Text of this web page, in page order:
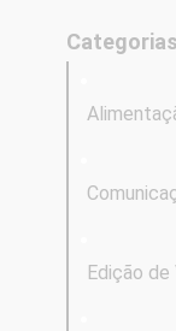
Categorias
Edição